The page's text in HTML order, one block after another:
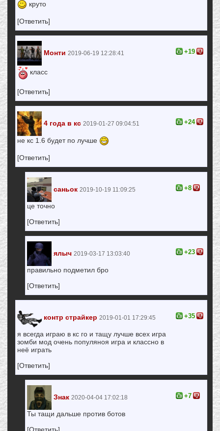
круто
[Ответить]
Монти 2019-06-19 12:28:41
класс
[Ответить]
+19
4 года в кс 2019-01-27 09:04:51
не кс 1.6 будет по лучше
[Ответить]
+24
саньок 2019-10-19 11:09:25
це точно
[Ответить]
+8
ялыч 2019-03-17 13:03:40
правильно подметил бро
[Ответить]
+23
контр страйкер 2019-01-01 17:29:45
я всегда играю в кс го и тащу лучше всех игра
зомби мод очень популяноя игра и классно в
неё играть
[Ответить]
+35
Знак 2020-04-04 17:02:18
Ты тащи дальше против ботов
[Ответить]
+7